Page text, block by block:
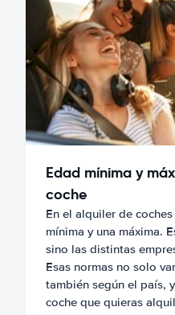
Edad mínima y
coche
En el alquiler de
mínima y una máxima.
sino las distintas
Esas normas no solo
también según el país,
coche que quieras